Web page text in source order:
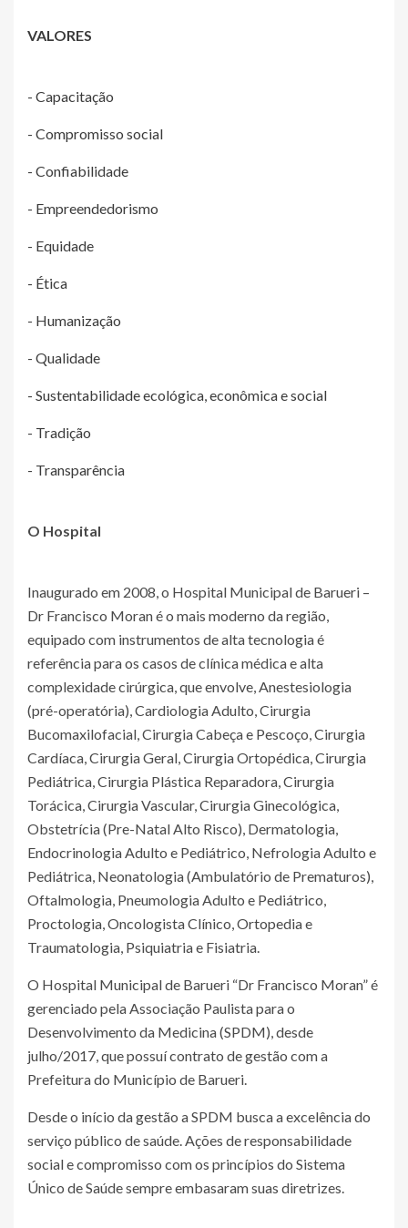
VALORES
- Capacitação
- Compromisso social
- Confiabilidade
- Empreendedorismo
- Equidade
- Ética
- Humanização
- Qualidade
- Sustentabilidade ecológica, econômica e social
- Tradição
- Transparência
O Hospital
Inaugurado em 2008, o Hospital Municipal de Barueri –
Dr Francisco Moran é o mais moderno da região,
equipado com instrumentos de alta tecnologia é
referência para os casos de clínica médica e alta
complexidade cirúrgica, que envolve, Anestesiologia
(pré-operatória), Cardiologia Adulto, Cirurgia
Bucomaxilofacial, Cirurgia Cabeça e Pescoço, Cirurgia
Cardíaca, Cirurgia Geral, Cirurgia Ortopédica, Cirurgia
Pediátrica, Cirurgia Plástica Reparadora, Cirurgia
Torácica, Cirurgia Vascular, Cirurgia Ginecológica,
Obstetrícia (Pre-Natal Alto Risco), Dermatologia,
Endocrinologia Adulto e Pediátrico, Nefrologia Adulto e
Pediátrica, Neonatologia (Ambulatório de Prematuros),
Oftalmologia, Pneumologia Adulto e Pediátrico,
Proctologia, Oncologista Clínico, Ortopedia e
Traumatologia, Psiquiatria e Fisiatria.
O Hospital Municipal de Barueri “Dr Francisco Moran” é
gerenciado pela Associação Paulista para o
Desenvolvimento da Medicina (SPDM), desde
julho/2017, que possuí contrato de gestão com a
Prefeitura do Município de Barueri.
Desde o início da gestão a SPDM busca a excelência do
serviço público de saúde. Ações de responsabilidade
social e compromisso com os princípios do Sistema
Único de Saúde sempre embasaram suas diretrizes.